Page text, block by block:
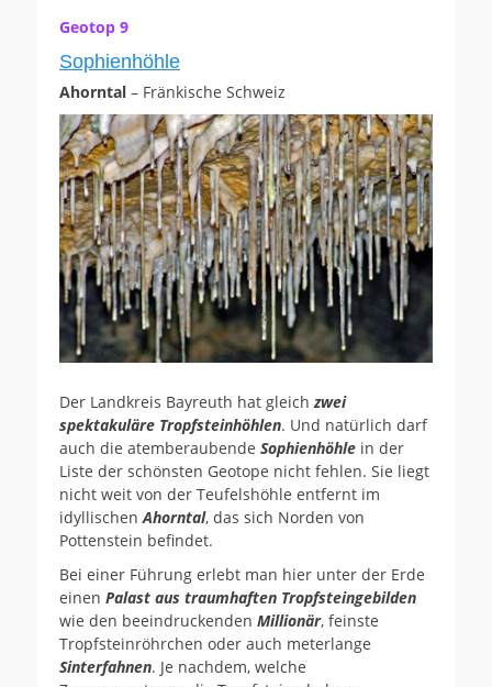
Geotop 9
Sophienhöhle
Ahorntal – Fränkische Schweiz
Der Landkreis Bayreuth hat gleich zwei
spektakuläre Tropfsteinhöhlen. Und natürlich darf
auch die atemberaubende Sophienhöhle in der
Liste der schönsten Geotope nicht fehlen. Sie liegt
nicht weit von der Teufelshöhle entfernt im
idyllischen Ahorntal, das sich Norden von
Pottenstein befindet.
Bei einer Führung erlebt man hier unter der Erde
einen Palast aus traumhaften Tropfsteingebilden
wie den beeindruckenden Millionär, feinste
Tropfsteinröhrchen oder auch meterlange
Sinterfahnen. Je nachdem, welche